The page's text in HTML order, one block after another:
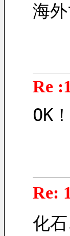
海
Re
OK
Re:
化